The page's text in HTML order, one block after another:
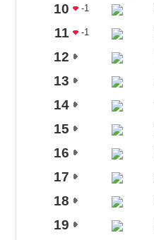
10
-1
11
-1
12
13
14
15
16
17
18
19